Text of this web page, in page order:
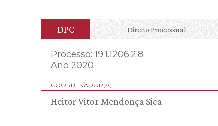
DPC Direito Processual
Processo: 19.1.1206.2.8
Ano 2020
COORDENADOR(A)
Heitor Vitor Mendonça Sica